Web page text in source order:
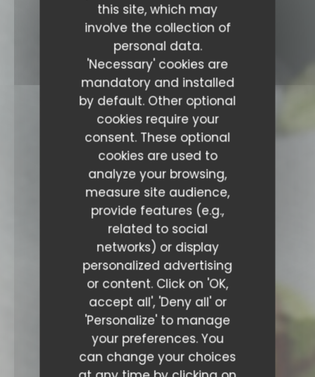
this site, which may
involve the collection of
personal data.
'Necessary' cookies are
mandatory and installed
by default. Other optional
cookies require your
consent. These optional
cookies are used to
analyze your browsing,
measure site audience,
provide features (e.g.,
related to social
networks) or display
personalized advertising
or content. Click on 'OK,
accept all', 'Deny all' or
'Personalize' to manage
your preferences. You
can change your choices